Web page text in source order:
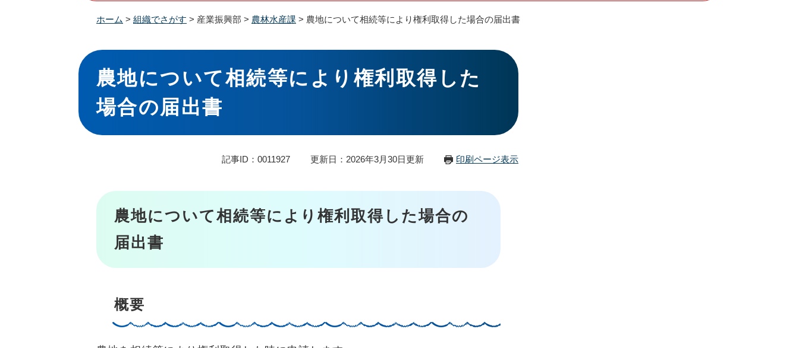
ホーム > 組織でさがす > 産業振興部 > 農林水産課 > 農地について相続等により権利取得した場合の届出書
本
文
農地について相続等により権利取得した
場合の届出書
記事ID：0011927 更新日：2026年3月30日更新 印刷ページ表示
農地について相続等により権利取得した場合の
届出書
概要